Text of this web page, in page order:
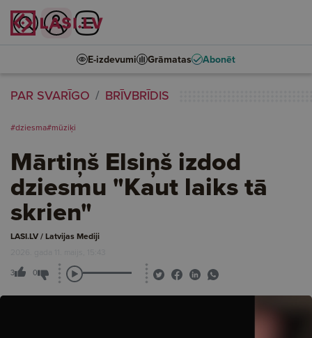
E-izdevumi Grāmatas Abonēt
PAR SVARĪGO BRĪVBRĪDIS
#dziesma#mūziķi
Mārtiņš Elsiņš izdod
dziesmu "Kaut laiks tā
skrien"
LASI.LV / Latvijas Mediji
2026. gada 11. maijs, 15:43
3 0